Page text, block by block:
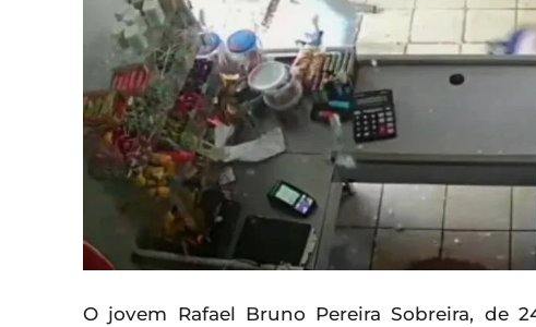
O jovem Rafael Bruno Pereira Sobreira, de